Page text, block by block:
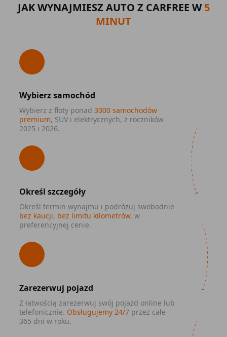
JAK WYNAJMIESZ AUTO Z CARFREE W5
MINUT
Wybierz samochód
Wybierz z floty ponad3000 samochodów
premium, SUV i elektrycznych, z roczników
2025 i 2026.
Określ szczegóły
Określ termin wynajmu i podróżuj swobodnie
bez kaucji, bez limitu kilometrów, w
preferencyjnej cenie.
Zarezerwuj pojazd
Z łatwością zarezerwuj swój pojazd online lub
telefonicznie. Obsługujemy 24/7 przez całe
365 dni w roku.